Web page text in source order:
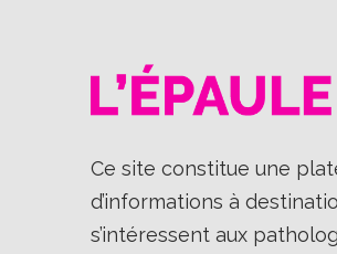
Ce site constitue une
d’informations à
s’intéressent aux